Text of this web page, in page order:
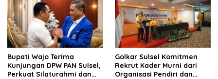
Bupati Wajo Terima
Kunjungan DPW PAN Sulsel,
Perkuat Silaturahmi dan
Golkar Sulsel Komitmen
Rekrut Kader Murni dari
Organisasi Pendiri dan